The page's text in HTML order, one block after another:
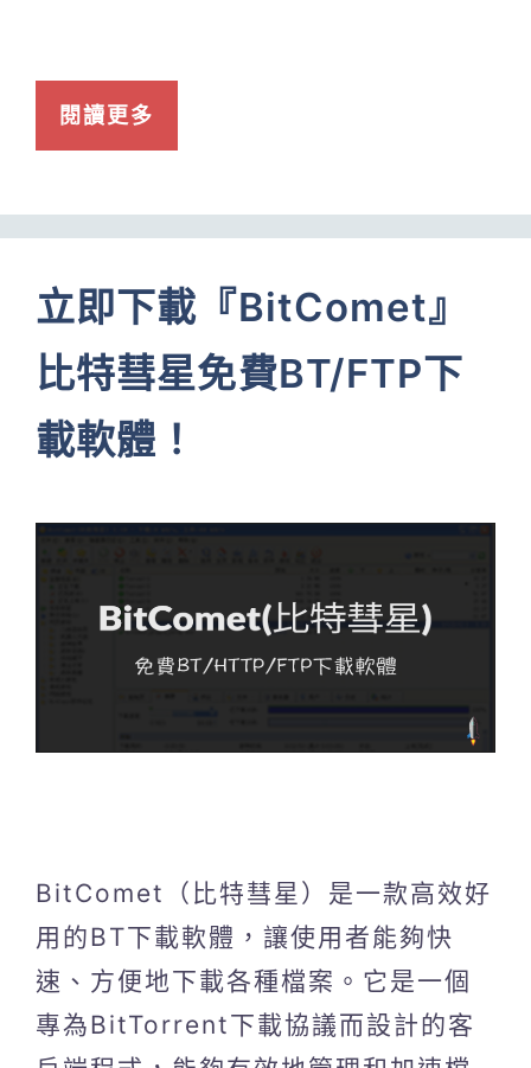
閱讀更多
立即下載『BitComet』
比特彗星免費BT/FTP下
載軟體！
BitComet（比特彗星）是一款高效好
用的BT下載軟體，讓使用者能夠快
速、方便地下載各種檔案。它是一個
專為BitTorrent下載協議而設計的客